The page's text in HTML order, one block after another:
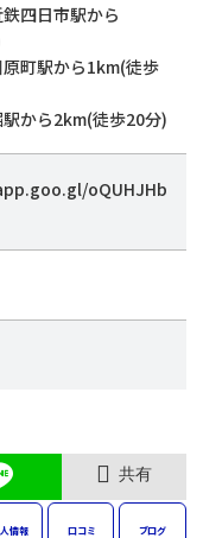
四日市駅から
町駅から1km(徒歩
から2km(徒歩20分)
oQUHJHb
共有
情報 口コミ ブログ